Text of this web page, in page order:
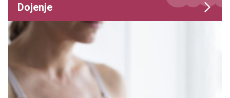
Dojenje